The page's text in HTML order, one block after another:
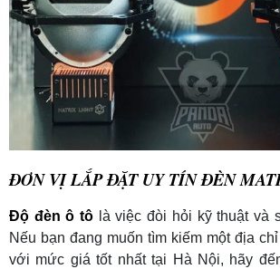
ĐƠN VỊ LẮP ĐẶT UY TÍN ĐÈN
Độ đèn ô tô là việc đòi hỏi kỹ thuật và
Nếu bạn đang muốn tìm kiếm một địa
với mức giá tốt nhất tại Hà Nội, hãy